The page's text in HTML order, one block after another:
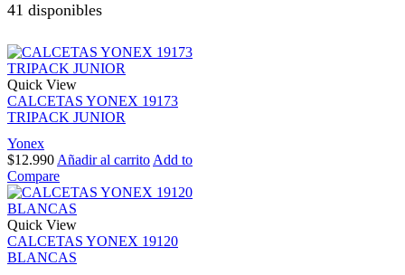
41 disponibles
Quick View
CALCETAS YONEX 19173
TRIPACK JUNIOR
Yonex
$12.990 Añadir al carrito Add to
Compare
Quick View
CALCETAS YONEX 19120
BLANCAS